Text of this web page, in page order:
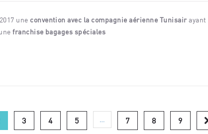
une convention avec la compagnie aérienne Tunisairayant
franchise bagages spéciales
3 4 5 7 8 9